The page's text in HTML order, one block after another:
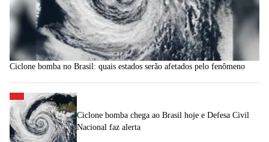
Ciclone bomba no Brasil: quais estados serão afetados pelo fenômeno
Ciclone bomba chega ao Brasil hoje e Defesa Civil
Nacional faz alerta